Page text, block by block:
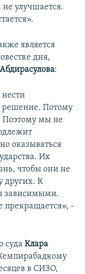
не улучшается.
является
дня,
:
решение. Потому
Поэтому мы не
оказываться
Их
чтобы они не
других. К
зависимыми.
прекращается», -
суда Клара
в СИЗО,